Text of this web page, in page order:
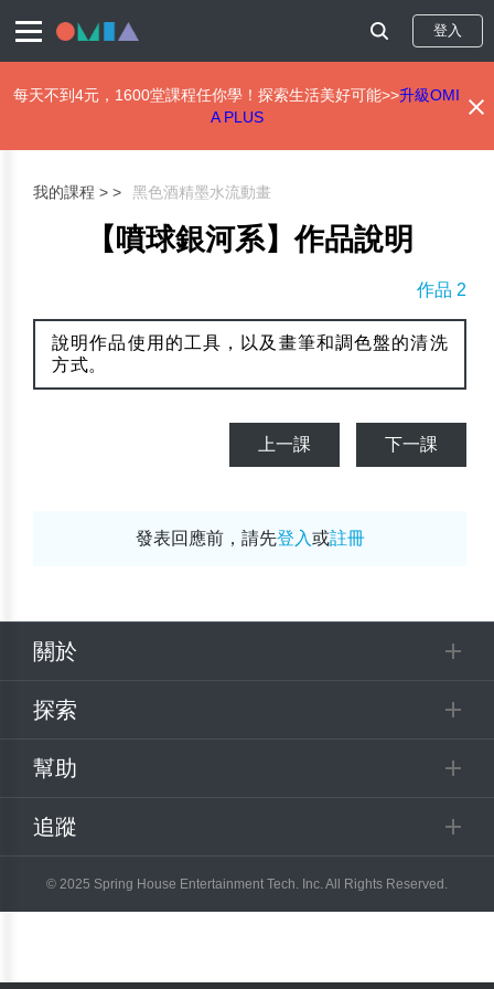
登入
每天不到4元，1600堂課程任你學！探索生活美好可能>>升級OMI
A PLUS
我的課程 > 黑色酒精墨水流動畫
【噴球銀河系】作品說明
作品 2
說明作品使用的工具，以及畫筆和調色盤的清洗
方式。
上一課 下一課
發表回應前，請先登入或註冊
關於
探索
幫助
追蹤
© 2025 Spring House Entertainment Tech. Inc. All Rights Reserved.